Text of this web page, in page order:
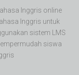
Inggris online
Inggris untuk
sistem LMS
siswa